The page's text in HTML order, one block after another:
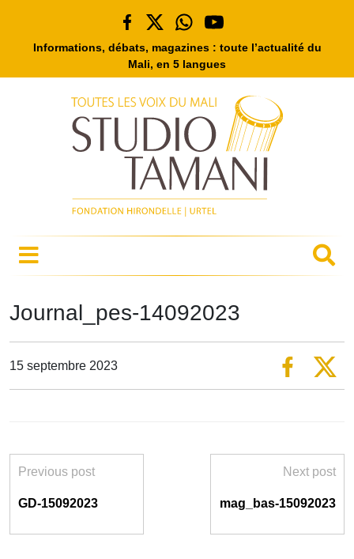
Informations, débats, magazines : toute l’actualité du
Mali, en 5 langues
Journal_pes-14092023
15 septembre 2023
Previous post
GD-15092023
Next post
mag_bas-15092023